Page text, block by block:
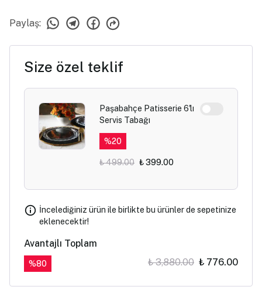
Paylaş:
Size özel teklif
Paşabahçe Patisserie 6'lı
Servis Tabağı
%20
₺ 499.00 ₺ 399.00
İncelediğiniz ürün ile birlikte bu ürünler de sepetinize
eklenecektir!
Avantajlı Toplam
%80 ₺ 3,880.00 ₺ 776.00